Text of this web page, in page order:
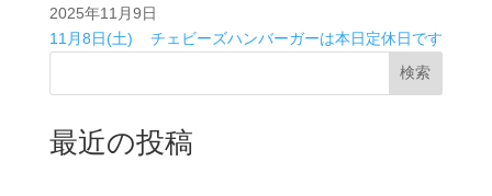
2025年11月9日
11月8日(土)
チェビーズハンバーガーは本日定休日です
検索
最近の投稿